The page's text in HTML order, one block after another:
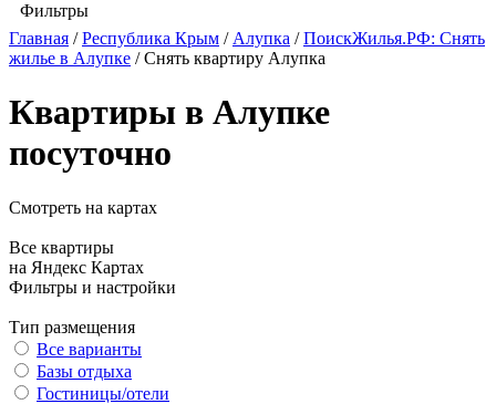
Фильтры
Главная /Республика Крым / Алупка /ПоискЖилья.РФ: Снять
жилье в Алупке / Снять квартиру Алупка
Квартиры в Алупке
посуточно
Смотреть на картах
Все квартиры
на Яндекс Картах
Фильтры и настройки
Тип размещения
Все варианты
Базы отдыха
Гостиницы/отели